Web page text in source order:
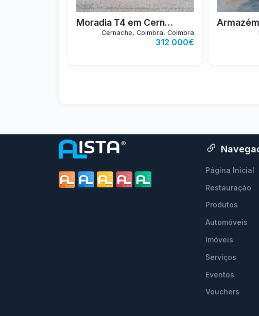
TIPO
T4
WC'S
4
ÁREA
332m2
ANO
1992
Moradia T4 em Cernache
Cernache, Coimbra, Coimbra
312 000€
TIPO
T0
Página Inicial
Restauração
Produtos
Automóveis
Imóveis
Serviços
Eventos
Vouchers